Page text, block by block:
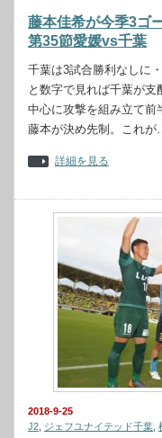
藤本佳希が今季3ゴ
第35節愛媛vs千葉
千葉は3試合勝利なしに
と数字で見れば千葉が
中心に攻撃を組み立て前
藤本が決め先制。これ
詳細を見る
2018-9-25
J2 ジェフユナイテッド千葉